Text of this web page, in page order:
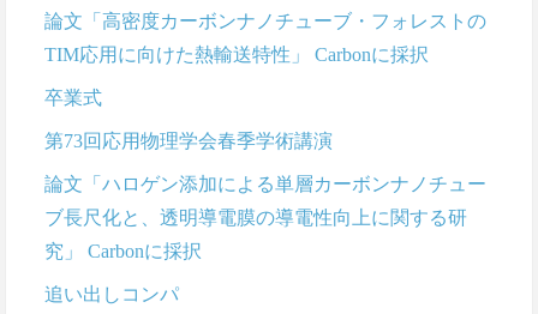
論文「高密度カーボンナノチューブ・フォレストの
TIM応用に向けた熱輸送特性」 Carbonに採択
卒業式
第73回応用物理学会春季学術講演
論文「ハロゲン添加による単層カーボンナノチュー
ブ長尺化と、透明導電膜の導電性向上に関する研
究」 Carbonに採択
追い出しコンパ